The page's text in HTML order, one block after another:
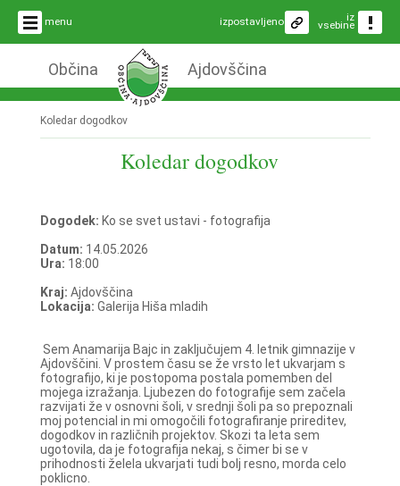
menu iz
vsebine
izpostavljeno
Občina Ajdovščina
Koledar dogodkov
Koledar dogodkov
Dogodek: Ko se svet ustavi - fotografija
Datum: 14.05.2026
Ura: 18:00
Kraj: Ajdovščina
Lokacija: Galerija Hiša mladih
Sem Anamarija Bajc in zaključujem 4. letnik gimnazije v
Ajdovščini. V prostem času se že vrsto let ukvarjam s
fotografijo, ki je postopoma postala pomemben del
mojega izražanja. Ljubezen do fotografije sem začela
razvijati že v osnovni šoli, v srednji šoli pa so prepoznali
moj potencial in mi omogočili fotografiranje prireditev,
dogodkov in različnih projektov. Skozi ta leta sem
ugotovila, da je fotografija nekaj, s čimer bi se v
prihodnosti želela ukvarjati tudi bolj resno, morda celo
poklicno.